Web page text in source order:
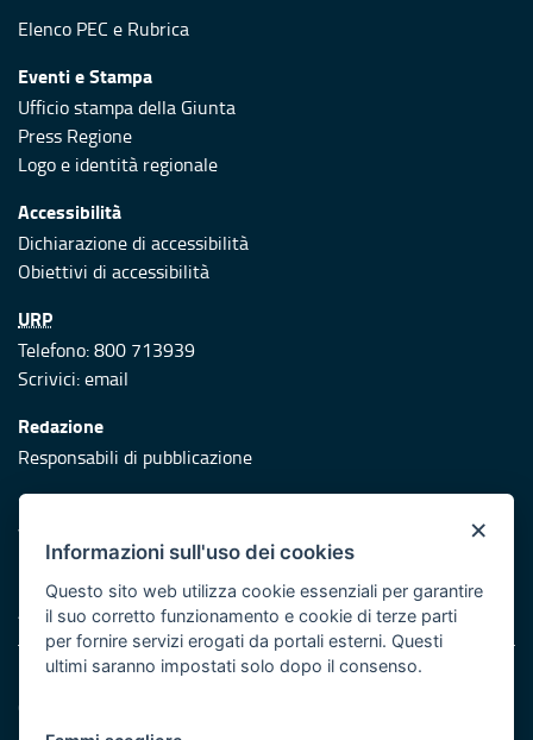
Elenco PEC e Rubrica
Eventi e Stampa
Ufficio stampa della Giunta
Press Regione
Logo e identità regionale
Accessibilità
Dichiarazione di accessibilità
Obiettivi di accessibilità
URP
Telefono: 800 713939
Scrivici:email
Redazione
Responsabili di pubblicazione
Protezione civile
Vai al sito di Protezione Civile Puglia
Iniziativa finanziata con risorse del POR Puglia 2014/2020 -
Asse XI
Note legali
Cookie e privacy
×
Informazioni sull'uso dei cookies
Questo sito web utilizza cookie essenziali per garantire
il suo corretto funzionamento e cookie di terze parti
per fornire servizi erogati da portali esterni. Questi
ultimi saranno impostati solo dopo il consenso.